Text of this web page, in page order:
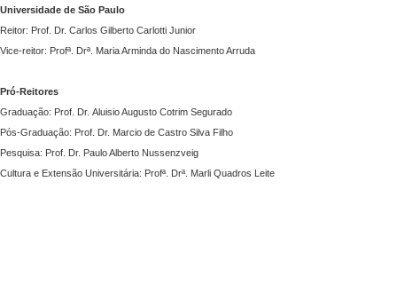
Universidade de São Paulo
Reitor: Prof. Dr. Carlos Gilberto Carlotti Junior
Vice-reitor: Profª. Drª. Maria Arminda do Nascimento Arruda
Pró-Reitores
Graduação: Prof. Dr. Aluisio Augusto Cotrim Segurado
Pós-Graduação: Prof. Dr. Marcio de Castro Silva Filho
Pesquisa: Prof. Dr. Paulo Alberto Nussenzveig
Cultura e Extensão Universitária: Profª. Drª. Marli Quadros Leite